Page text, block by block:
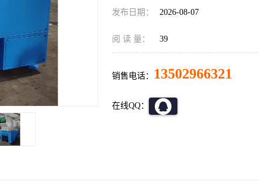
发布日期： 2026-08-07
阅 读 量： 39
销售电话： 13502966321
在线QQ：